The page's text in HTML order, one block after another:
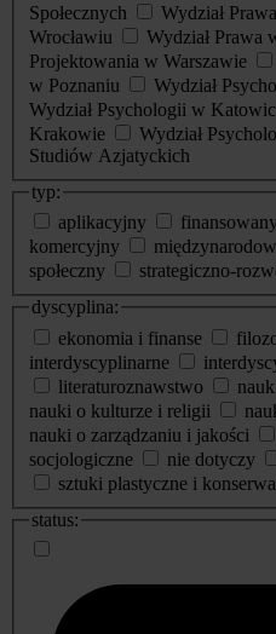
Społecznych
Wydział
Wrocławiu
Wydział Prawa
Projektowania w Warszawie
w Poznaniu
Wydział
Wydział Psychologii w
Krakowie
Wydział
Studiów Azjatyckich
typ:
aplikacyjny
komercyjny
społeczny
strategiczno-
dyscyplina:
ekonomia i finanse
interdyscyplinarne
literaturoznawstwo
nauki o kulturze i religii
nauki o zarządzaniu i jakości
socjologiczne
nie dotyczy
sztuki plastyczne i
status: